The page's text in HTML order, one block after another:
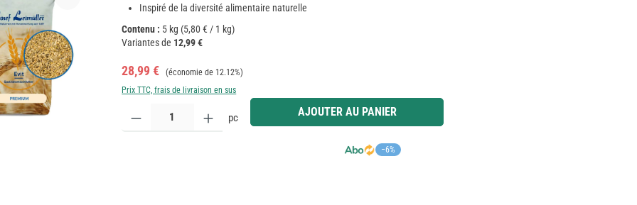
Inspiré de la diversité alimentaire naturelle
Contenu : 5 kg (5,80 € / 1 kg)
Variantes de 12,99 €
Prix de vente :
28,99 € Prix régulier :
(économie de 12.12%)
Prix TTC, frais de livraison en sus
−6%
Quantité de produit : Entrez la quantité souhaitée ou utilisez les boutons pour augmenter ou diminuer la quantité.
pc AJOUTER AU PANIER